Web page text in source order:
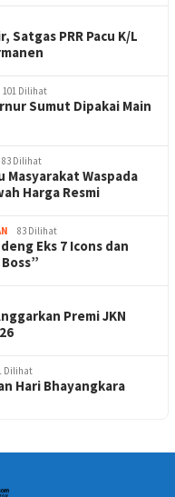
Satgas PRR Pacu K/L
101 Dilihat
Sumut Dipakai Main
83 Dilihat
Masyarakat Waspada
Harga Resmi
83 Dilihat
Eks 7 Icons dan
Premi JKN
Dilihat
Hari Bhayangkara